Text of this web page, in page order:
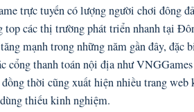
trực tuyến có lượng người chơi đông
các thị trường phát triển nhanh tại
mạnh trong những năm gần đây, đặc
cổng thanh toán nội địa như
thời cũng xuất hiện nhiều trang web
thiếu kinh nghiệm.